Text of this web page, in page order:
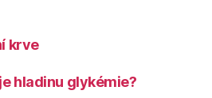
krve
hladinu glykémie?